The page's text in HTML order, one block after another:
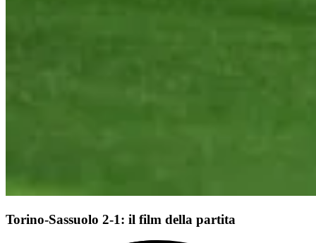
Torino-Sassuolo 2-1: il film della partita